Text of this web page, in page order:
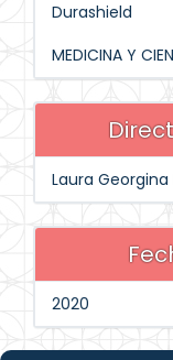
Durashield
MEDICINA Y
Laura
2020